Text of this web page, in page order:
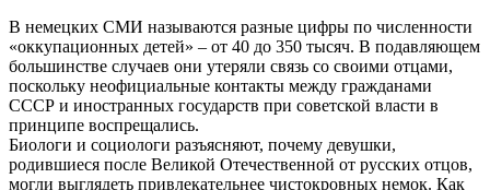
В немецких СМИ называются разные цифры по численности
«оккупационных детей» – от 40 до 350 тысяч. В подавляющем
большинстве случаев они утеряли связь со своими отцами,
поскольку неофициальные контакты между гражданами
СССР и иностранных государств при советской власти в
принципе воспрещались.
Биологи и социологи разъясняют, почему девушки,
родившиеся после Великой Отечественной от русских отцов,
могли выглядеть привлекательнее чистокровных немок. Как